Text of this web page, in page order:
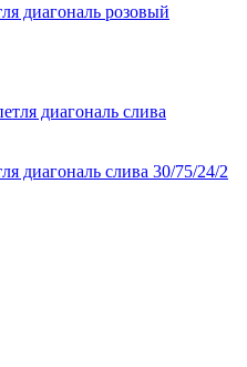
диагональ розовый
диагональ слива 30/75/24/2